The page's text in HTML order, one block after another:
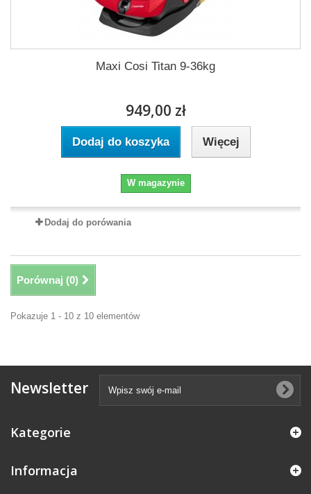
Maxi Cosi Titan 9-36kg
949,00 zł
Dodaj do koszyka Więcej
W magazynie
Dodaj do porówania
Porównaj (0)
Pokazuje 1 - 10 z 10 elementów
Newsletter
Kategorie
Informacja